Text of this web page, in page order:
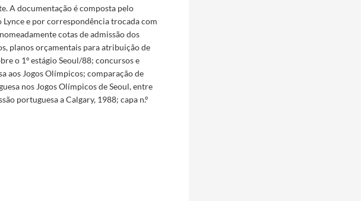
A documentação é composta pelo
e por correspondência trocada com
cotas de admissão dos
planos orçamentais para atribuição de
o 1º estágio Seoul/88; concursos e
aos Jogos Olímpicos; comparação de
nos Jogos Olímpicos de Seoul, entre
portuguesa a Calgary, 1988; capa n.º